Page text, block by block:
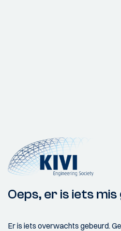
Oeps, er is iets mis
Er is iets overwachts gebeurd.